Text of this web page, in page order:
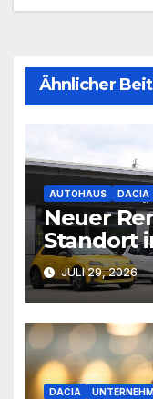
Ähnlicher
AUTOHAUS DACIA
Neuer
Standort
eröffnet
JULI 29, 2026
DACIA